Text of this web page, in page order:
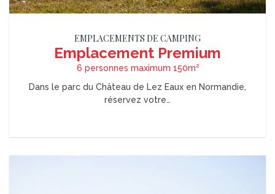
EMPLACEMENTS DE CAMPING
Emplacement Premium
6 personnes maximum 150m²
Dans le parc du Château de Lez Eaux en Normandie,
réservez votre…